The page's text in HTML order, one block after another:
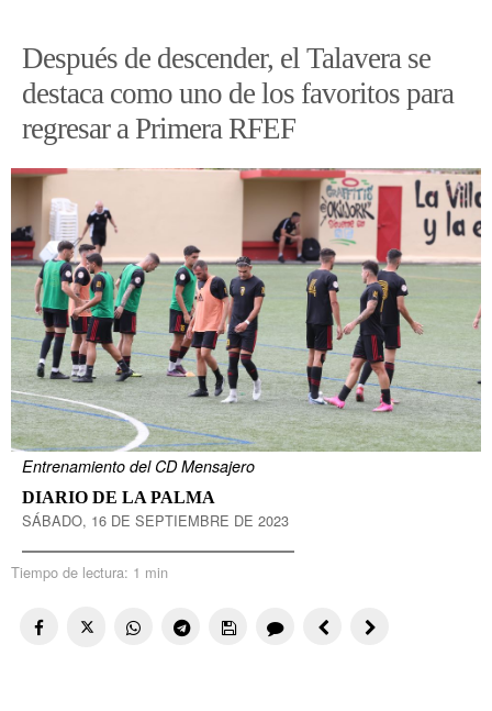
Después de descender, el Talavera se
destaca como uno de los favoritos para
regresar a Primera RFEF
Entrenamiento del CD Mensajero
DIARIO DE LA PALMA
SÁBADO, 16 DE SEPTIEMBRE DE 2023
Tiempo de lectura: 1 min